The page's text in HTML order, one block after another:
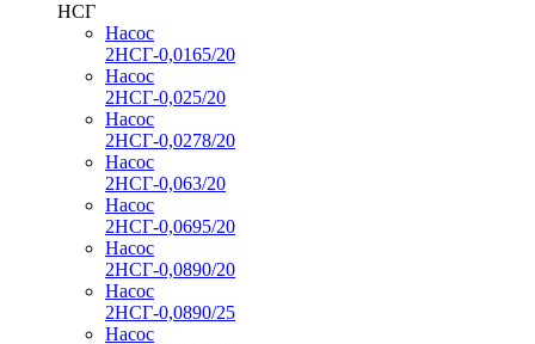
НСГ
Насос
2НСГ-0,0165/20
Насос
2НСГ-0,025/20
Насос
2НСГ-0,0278/20
Насос
2НСГ-0,063/20
Насос
2НСГ-0,0695/20
Насос
2НСГ-0,0890/20
Насос
2НСГ-0,0890/25
Насос